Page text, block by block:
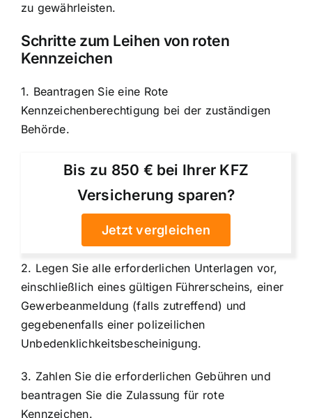
zu gewährleisten.
Schritte zum Leihen von roten
Kennzeichen
1. Beantragen Sie eine Rote
Kennzeichenberechtigung bei der zuständigen
Behörde.
Bis zu 850 € bei Ihrer KFZ
Versicherung sparen?
Jetzt vergleichen
2. Legen Sie alle erforderlichen Unterlagen vor,
einschließlich eines gültigen Führerscheins, einer
Gewerbeanmeldung (falls zutreffend) und
gegebenenfalls einer polizeilichen
Unbedenklichkeitsbescheinigung.
3. Zahlen Sie die erforderlichen Gebühren und
beantragen Sie die Zulassung für rote
Kennzeichen.